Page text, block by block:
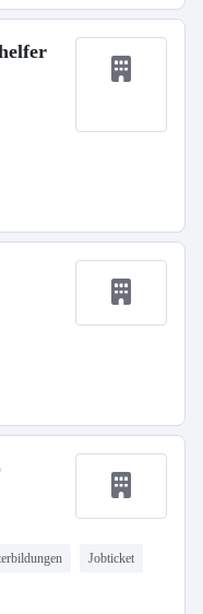
Jobticket